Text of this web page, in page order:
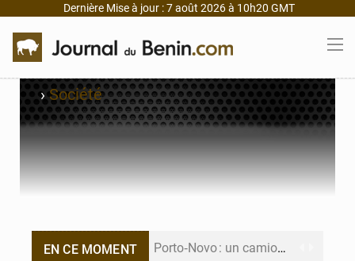
Dernière Mise à jour : 7 août 2026 à 10h20 GMT
›Société
EN CE MOMENT Porto‑Novo : un camion de produits pétroliers embrase Avakpa